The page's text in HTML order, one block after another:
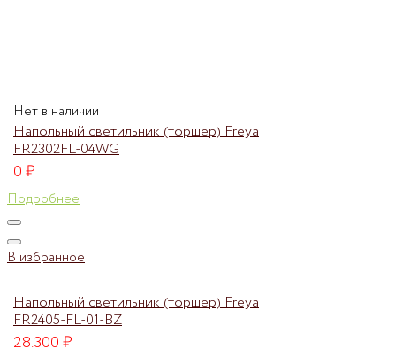
Нет в наличии
Напольный светильник (торшер) Freya
FR2302FL-04WG
0₽
Подробнее
В избранное
Напольный светильник (торшер) Freya
FR2405-FL-01-BZ
28.300₽